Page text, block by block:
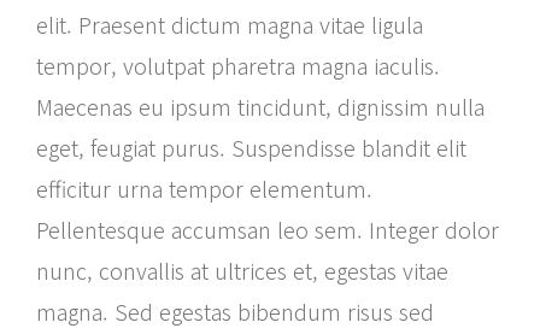
elit. Praesent dictum magna vitae ligula
tempor, volutpat pharetra magna iaculis.
Maecenas eu ipsum tincidunt, dignissim nulla
eget, feugiat purus. Suspendisse blandit elit
efficitur urna tempor elementum.
Pellentesque accumsan leo sem. Integer dolor
nunc, convallis at ultrices et, egestas vitae
magna. Sed egestas bibendum risus sed